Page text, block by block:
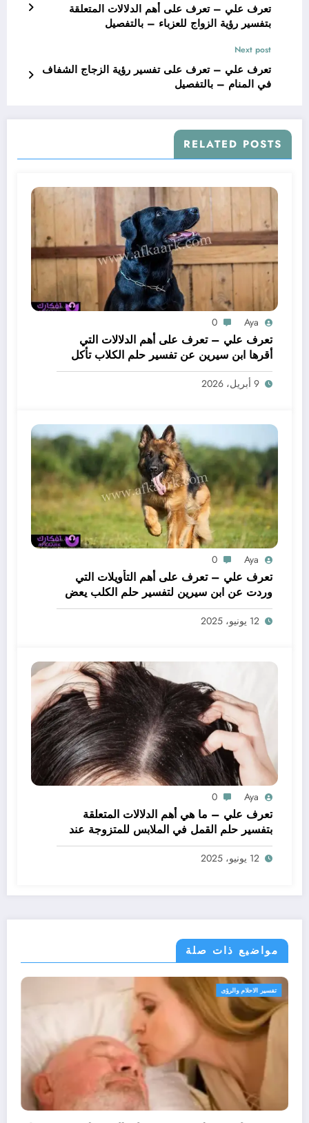
تعرف علي – تعرف على أهم الدلالات المتعلقة
بتفسير رؤية الزواج للعزباء – بالتفصيل
Next post
تعرف علي – تعرف على تفسير رؤية الزجاج الشفاف
في المنام – بالتفصيل
RELATED POSTS
Aya
0
تعرف علي – تعرف على أهم الدلالات التي
أقرها ابن سيرين عن تفسير حلم الكلاب تأكل
لحم – بالتفصيل
9 أبريل، 2026
Aya
0
تعرف علي – تعرف على أهم التأويلات التي
وردت عن ابن سيرين لتفسير حلم الكلب يعض
يدي – بالتفصيل
12 يونيو، 2025
Aya
0
تعرف علي – ما هي أهم الدلالات المتعلقة
بتفسير حلم القمل في الملابس للمتزوجة عند
ابن سيرين؟ – بالتفصيل
12 يونيو، 2025
مواضيع ذات صلة